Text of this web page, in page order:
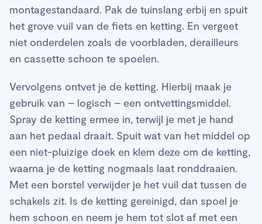
montagestandaard. Pak de tuinslang erbij en spuit
het grove vuil van de fiets en ketting. En vergeet
niet onderdelen zoals de voorbladen, derailleurs
en cassette schoon te spoelen.
Vervolgens ontvet je de ketting. Hierbij maak je
gebruik van – logisch – een ontvettingsmiddel.
Spray de ketting ermee in, terwijl je met je hand
aan het pedaal draait. Spuit wat van het middel op
een niet-pluizige doek en klem deze om de ketting,
waarna je de ketting nogmaals laat ronddraaien.
Met een borstel verwijder je het vuil dat tussen de
schakels zit. Is de ketting gereinigd, dan spoel je
hem schoon en neem je hem tot slot af met een